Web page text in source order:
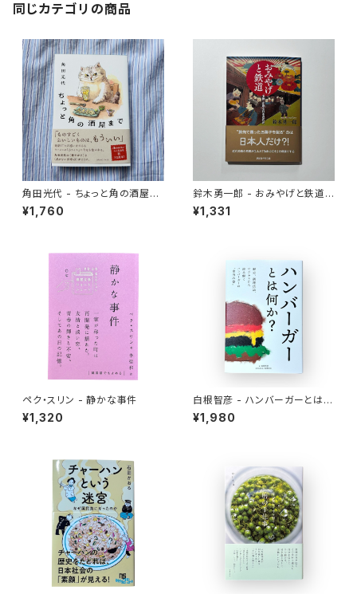
同じカテゴリの商品
角田光代 - ちょっと角の酒屋ま
で
¥1,760
鈴木勇一郎 - おみやげと鉄道
「名物」が語る日本近代史
¥1,331
ペク・スリン - 静かな事件
¥1,320
白根智彦 - ハンバーガーとは何
か？
¥1,980